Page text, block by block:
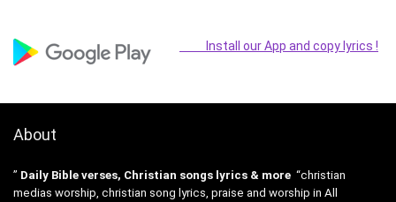
Install our App and copy lyrics !
About
” Daily Bible verses, Christian songs lyrics & more “christian
medias worship, christian song lyrics, praise and worship in All